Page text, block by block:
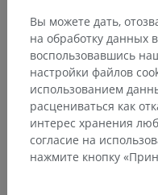
Заметили
Не стесняйтесь
перевода или
СКАЧАТЬ
Вы можете дать,
на обработку данных
воспользовавшись
настройки файлов
использованием
расцениваться как
интерес хранения
согласие на
нажмите кнопку